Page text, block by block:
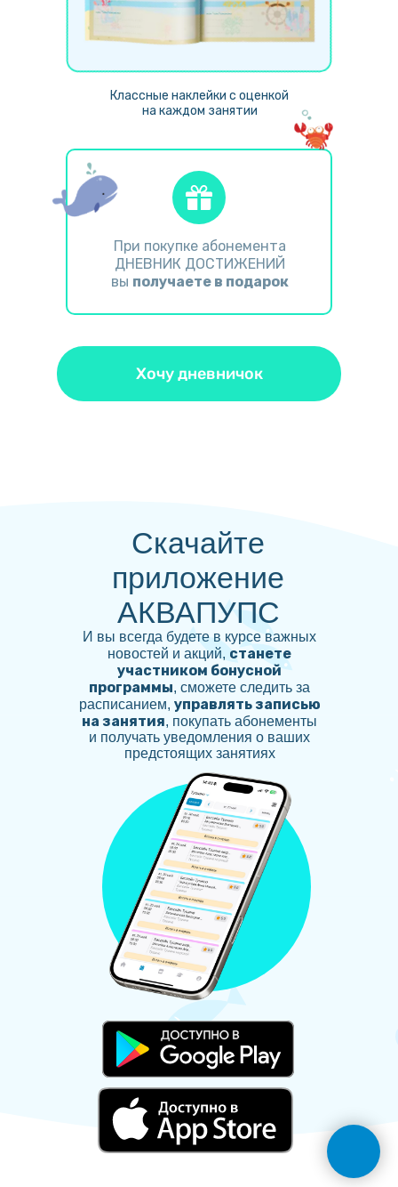
Классные наклейки с оценкой
на каждом занятии
При покупке абонемента
ДНЕВНИК ДОСТИЖЕНИЙ
вы получаете в подарок
Хочу дневничок
Cкачайте
приложение
АКВАПУПС
И вы всегда будете в курсе важных
новостей и акций, станете
участником бонусной
программы, сможете следить за
расписанием, управлять записью
на занятия, покупать абонементы
и получать уведомления о ваших
предстоящих занятиях